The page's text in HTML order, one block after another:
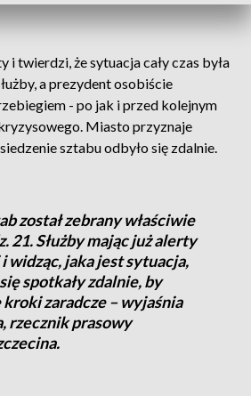
twierdzi, że sytuacja cały czas była
a prezydent osobiście
- po jak i przed kolejnym
Miasto przyznaje
sztabu odbyło się zdalnie.
został zebrany właściwie
21. Służby mając już alerty
widząc, jaka jest sytuacja,
spotkały zdalnie, by
zaradcze – wyjaśnia
rzecznik prasowy